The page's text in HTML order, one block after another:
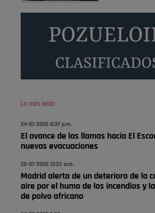
Pozuelo de Alarcón
🔴 EXCLUSIVA | El
de la …
😆Durán menos qué un caramelo en la
Pozuelo de Alarcón
🔴 EXCLUSIVA | El
de la …
Pozuelo de Alarcón
🔴 EXCLUSIVA | El
de la …
Lo más leído
24-07-2026 8:37 p.m.
El avance de las llamas hacia El
nuevas evacuaciones
25-07-2026 12:22 a.m.
Madrid alerta de un deterioro de la
aire por el humo de los incendios y
de polvo africano